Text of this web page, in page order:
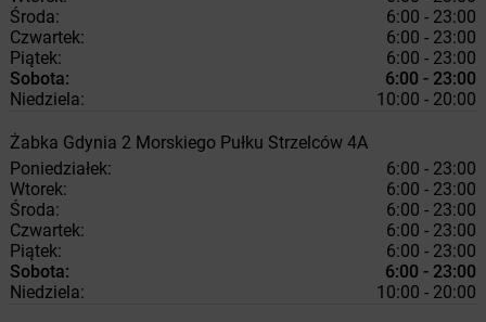
Środa:
6:00 - 23:00
Czwartek:
6:00 - 23:00
Piątek:
6:00 - 23:00
Sobota:
6:00 - 23:00
Niedziela:
10:00 - 20:00
Żabka Gdynia 2 Morskiego Pułku Strzelców 4A
Poniedziałek:
6:00 - 23:00
Wtorek:
6:00 - 23:00
Środa:
6:00 - 23:00
Czwartek:
6:00 - 23:00
Piątek:
6:00 - 23:00
Sobota:
6:00 - 23:00
Niedziela:
10:00 - 20:00